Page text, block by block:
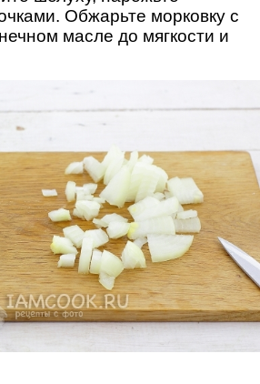
Обжарьте морковку с
масле до мягкости и